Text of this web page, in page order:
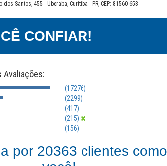
dos Santos, 455 - Uberaba, Curitiba - PR, CEP: 81560-653
CONFIAR!
Avaliações:
(17276)
(2299)
(417)
(215)
(156)
por 20363 clientes como